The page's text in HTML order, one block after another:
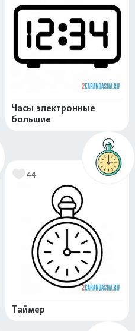
Часы электронные
большие
44
Таймер